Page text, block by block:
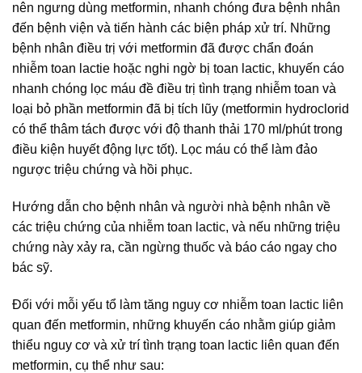
nên ngưng dùng metformin, nhanh chóng đưa bệnh nhân
đến bệnh viện và tiến hành các biện pháp xử trí. Những
bệnh nhân điều trị với metformin đã được chẩn đoán
nhiễm toan lactie hoặc nghi ngờ bị toan lactic, khuyến cáo
nhanh chóng lọc máu đề điều trị tình trạng nhiễm toan và
loại bỏ phần metformin đã bị tích lũy (metformin hydroclorid
có thể thâm tách được với độ thanh thải 170 ml/phút trong
điều kiện huyết động lực tốt). Lọc máu có thể làm đảo
ngược triệu chứng và hồi phục.
Hướng dẫn cho bệnh nhân và người nhà bệnh nhân về
các triệu chứng của nhiễm toan lactic, và nếu những triệu
chứng này xảy ra, cần ngừng thuốc và báo cáo ngay cho
bác sỹ.
Đối với mỗi yếu tổ làm tăng nguy cơ nhiễm toan lactic liên
quan đến metformin, những khuyến cáo nhằm giúp giảm
thiểu nguy cơ và xử trí tình trạng toan lactic liên quan đến
metformin, cụ thể như sau: